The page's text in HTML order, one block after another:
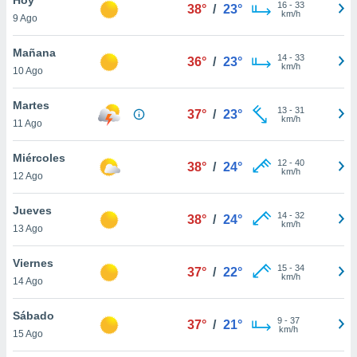
y
en
más
de
9 Ago
38° / 23° 16- 33
km/h
Mañana
10 Ago
36° / 23° 14- 33
km/h
Martes
11 Ago
37° / 23° 13- 31
km/h
Miércoles
12 Ago
38° / 24° 12- 40
km/h
Jueves
13 Ago
38° / 24° 14- 32
km/h
Viernes
14 Ago
37° / 22° 15- 34
km/h
Sábado
15 Ago
37° / 21° 9- 37
km/h